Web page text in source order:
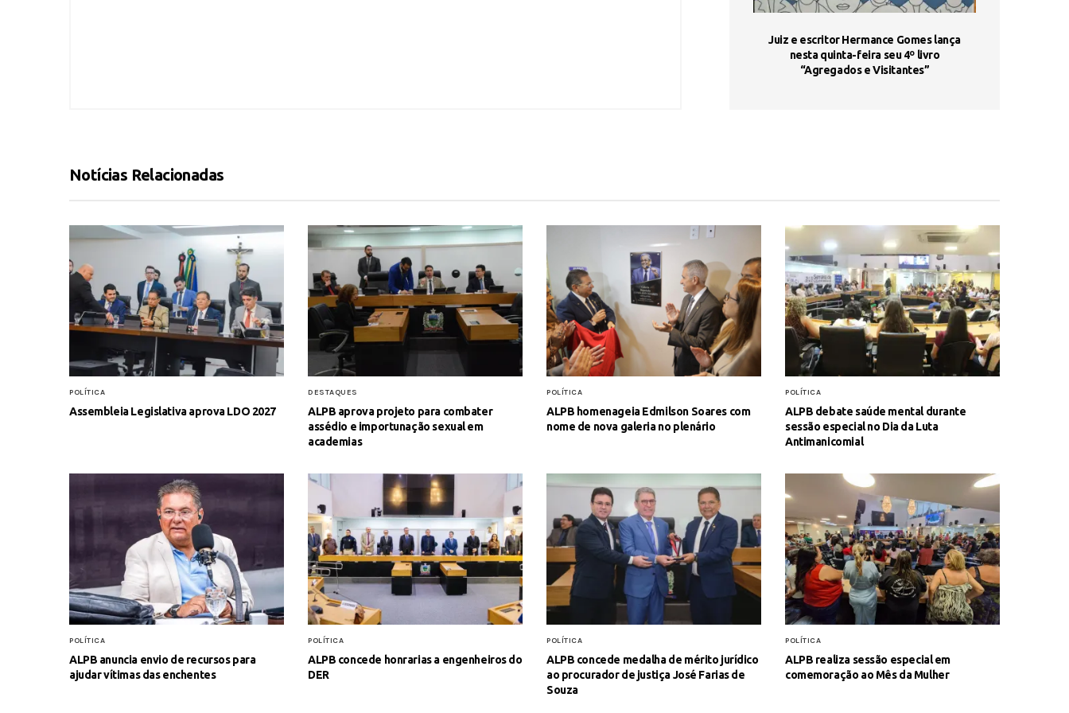
Juiz e escritor Hermance Gomes lança
nesta quinta-feira seu 4º livro
“Agregados e Visitantes”
Notícias Relacionadas
POLÍTICA
Assembleia Legislativa aprova LDO 2027
DESTAQUES
ALPB aprova projeto para combater
assédio e importunação sexual em
academias
POLÍTICA
ALPB homenageia Edmilson Soares com
nome de nova galeria no plenário
POLÍTICA
ALPB debate saúde mental durante
sessão especial no Dia da Luta
Antimanicomial
POLÍTICA
ALPB anuncia envio de recursos para
ajudar vítimas das enchentes
POLÍTICA
ALPB concede honrarias a engenheiros do
DER
POLÍTICA
ALPB concede medalha de mérito jurídico
ao procurador de justiça José Farias de
Souza
POLÍTICA
ALPB realiza sessão especial em
comemoração ao Mês da Mulher